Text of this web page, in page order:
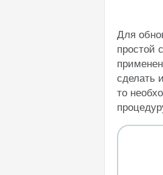
Для
простой
сделать
то